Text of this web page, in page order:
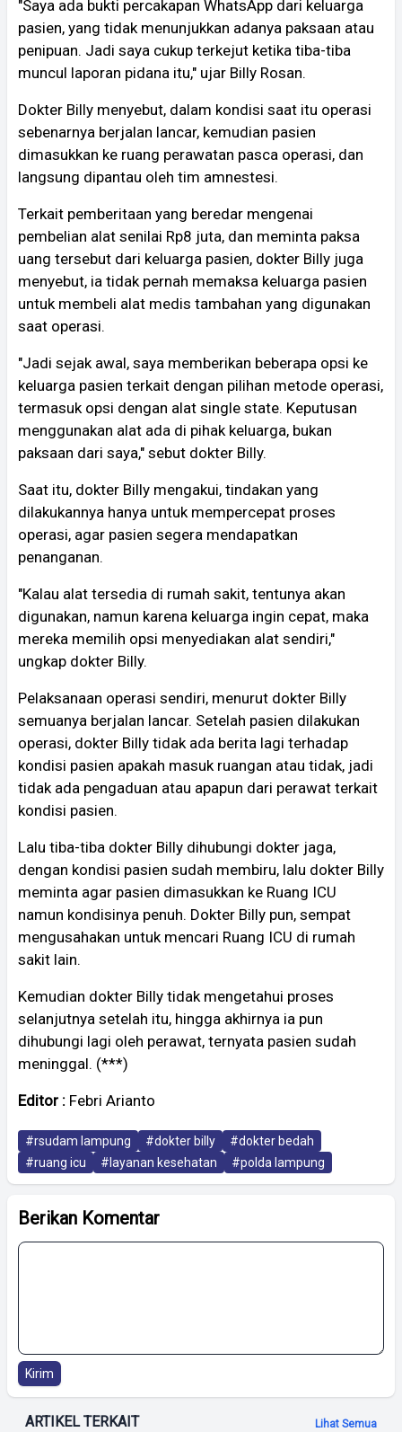
"Saya ada bukti percakapan WhatsApp dari keluarga
pasien, yang tidak menunjukkan adanya paksaan atau
penipuan. Jadi saya cukup terkejut ketika tiba-tiba
muncul laporan pidana itu," ujar Billy Rosan.
Dokter Billy menyebut, dalam kondisi saat itu operasi
sebenarnya berjalan lancar, kemudian pasien
dimasukkan ke ruang perawatan pasca operasi, dan
langsung dipantau oleh tim amnestesi.
Terkait pemberitaan yang beredar mengenai
pembelian alat senilai Rp8 juta, dan meminta paksa
uang tersebut dari keluarga pasien, dokter Billy juga
menyebut, ia tidak pernah memaksa keluarga pasien
untuk membeli alat medis tambahan yang digunakan
saat operasi.
"Jadi sejak awal, saya memberikan beberapa opsi ke
keluarga pasien terkait dengan pilihan metode operasi,
termasuk opsi dengan alat single state. Keputusan
menggunakan alat ada di pihak keluarga, bukan
paksaan dari saya," sebut dokter Billy.
Saat itu, dokter Billy mengakui, tindakan yang
dilakukannya hanya untuk mempercepat proses
operasi, agar pasien segera mendapatkan
penanganan.
"Kalau alat tersedia di rumah sakit, tentunya akan
digunakan, namun karena keluarga ingin cepat, maka
mereka memilih opsi menyediakan alat sendiri,"
ungkap dokter Billy.
Pelaksanaan operasi sendiri, menurut dokter Billy
semuanya berjalan lancar. Setelah pasien dilakukan
operasi, dokter Billy tidak ada berita lagi terhadap
kondisi pasien apakah masuk ruangan atau tidak, jadi
tidak ada pengaduan atau apapun dari perawat terkait
kondisi pasien.
Lalu tiba-tiba dokter Billy dihubungi dokter jaga,
dengan kondisi pasien sudah membiru, lalu dokter Billy
meminta agar pasien dimasukkan ke Ruang ICU
namun kondisinya penuh. Dokter Billy pun, sempat
mengusahakan untuk mencari Ruang ICU di rumah
sakit lain.
Kemudian dokter Billy tidak mengetahui proses
selanjutnya setelah itu, hingga akhirnya ia pun
dihubungi lagi oleh perawat, ternyata pasien sudah
meninggal. (***)
Editor : Febri Arianto
#rsudam lampung #dokter billy
#dokter bedah
#ruang icu
#layanan kesehatan #polda lampung
Berikan Komentar
Kirim
ARTIKEL TERKAIT Lihat Semua